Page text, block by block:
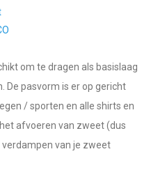
om te dragen als basislaag
De pasvorm is er op gericht
/ sporten en alle shirts en
afvoeren van zweet (dus
van je zweet